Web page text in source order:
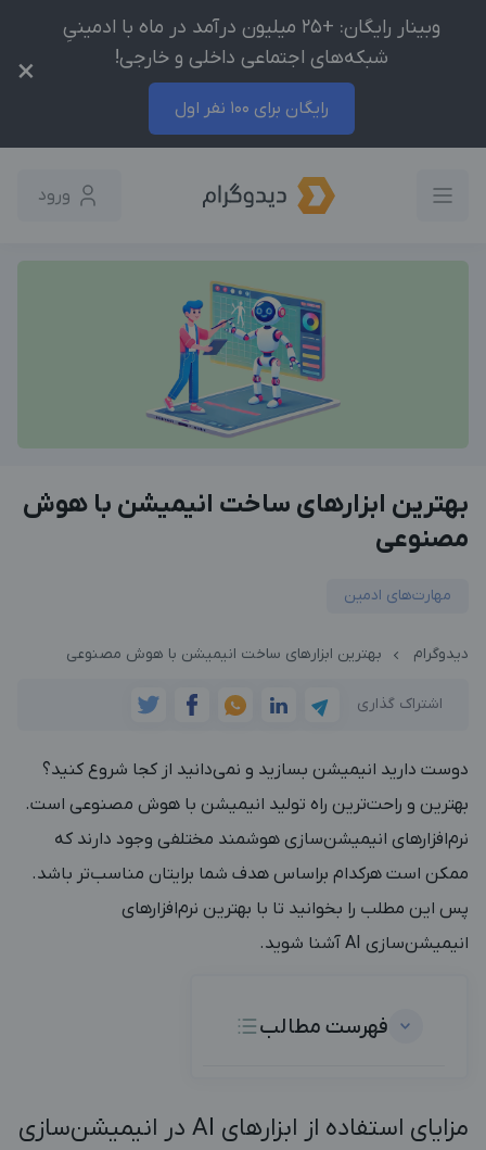
وبینار رایگان: +25 میلیون درآمد در ماه با ادمینیِ
شبکه‌های اجتماعی داخلی و خارجی!
رایگان برای 100 نفر اول
×
ورود
بهترین ابزارهای ساخت انیمیشن با هوش
مصنوعی
مهارت‌های ادمین
دیدوگرام بهترین ابزارهای ساخت انیمیشن با هوش مصنوعی
اشتراک گذاری
دوست دارید انیمیشن بسازید و نمی‌دانید از کجا شروع کنید؟
بهترین و راحت‌ترین راه تولید انیمیشن با هوش مصنوعی است.
نرم‌افزارهای انیمیشن‌سازی هوشمند مختلفی وجود دارند که
ممکن است هرکدام براساس هدف شما برایتان مناسب‌تر باشد.
پس این مطلب را بخوانید تا با بهترین نرم‌افزارهای
انیمیشن‌سازی AI آشنا شوید.
فهرست مطالب
مزایای استفاده از ابزارهای AI در انیمیشن‌سازی